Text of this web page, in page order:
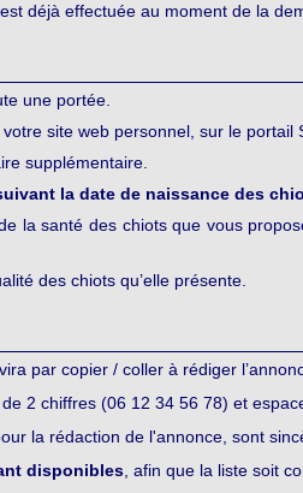
déjà effectuée au moment de la
une portée.
site web personnel, sur le
supplémentaire.
la date de naissance des
la santé des chiots que vous
des chiots qu’elle présente.
par copier / coller à rédiger
2 chiffres (06 12 34 56 78) et
la rédaction de l'annonce, sont
disponibles, afin que la liste soit